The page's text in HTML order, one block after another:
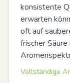
konsistente
erwarten
oft auf
frischer
Vollständige